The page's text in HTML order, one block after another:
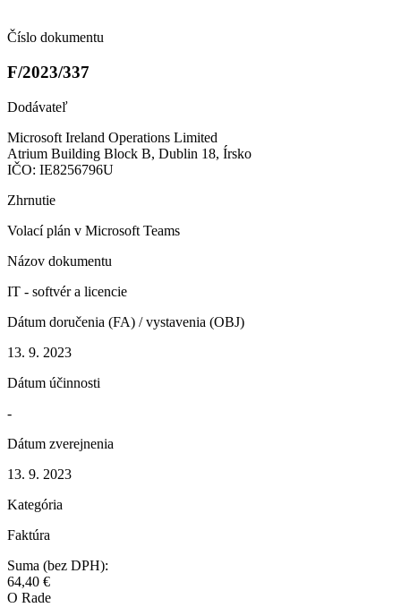
Číslo dokumentu
F/2023/337
Dodávateľ
Microsoft Ireland Operations Limited
Atrium Building Block B, Dublin 18, Írsko
IČO: IE8256796U
Zhrnutie
Volací plán v Microsoft Teams
Názov dokumentu
IT - softvér a licencie
Dátum doručenia (FA) / vystavenia (OBJ)
13. 9. 2023
Dátum účinnosti
-
Dátum zverejnenia
13. 9. 2023
Kategória
Faktúra
Suma (bez DPH):
64,40 €
O Rade